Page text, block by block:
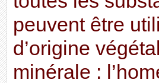
peuvent être
d’origine
minérale :